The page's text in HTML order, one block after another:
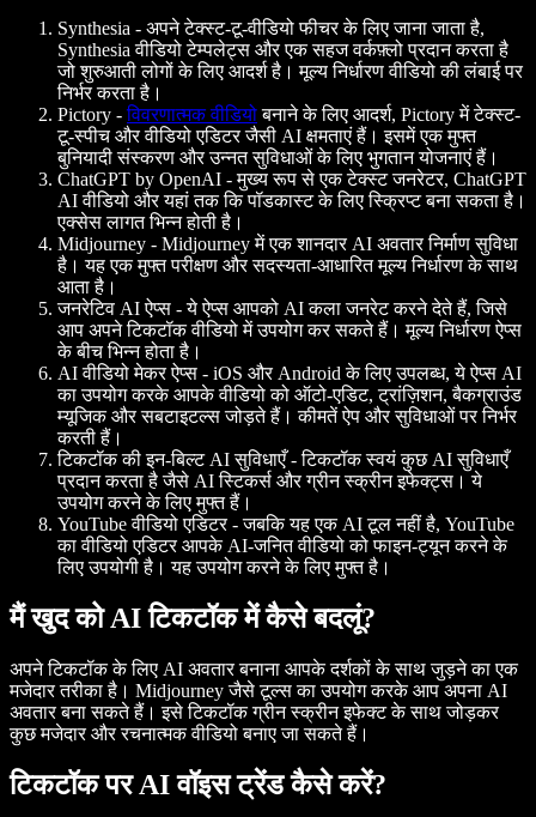
Synthesia - अपने टेक्स्ट-टू-वीडियो फीचर के लिए जाना जाता है,
Synthesia वीडियो टेम्पलेट्स और एक सहज वर्कफ़्लो प्रदान करता है
जो शुरुआती लोगों के लिए आदर्श है। मूल्य निर्धारण वीडियो की लंबाई पर
निर्भर करता है।
Pictory -विवरणात्मक वीडियोबनाने के लिए आदर्श, Pictory में टेक्स्ट-
टू-स्पीच और वीडियो एडिटर जैसी AI क्षमताएं हैं। इसमें एक मुफ्त
बुनियादी संस्करण और उन्नत सुविधाओं के लिए भुगतान योजनाएं हैं।
ChatGPT by OpenAI - मुख्य रूप से एक टेक्स्ट जनरेटर, ChatGPT
AI वीडियो और यहां तक कि पॉडकास्ट के लिए स्क्रिप्ट बना सकता है।
एक्सेस लागत भिन्न होती है।
Midjourney - Midjourney में एक शानदार AI अवतार निर्माण सुविधा
है। यह एक मुफ्त परीक्षण और सदस्यता-आधारित मूल्य निर्धारण के साथ
आता है।
जनरेटिव AI ऐप्स - ये ऐप्स आपको AI कला जनरेट करने देते हैं, जिसे
आप अपने टिकटॉक वीडियो में उपयोग कर सकते हैं। मूल्य निर्धारण ऐप्स
के बीच भिन्न होता है।
AI वीडियो मेकर ऐप्स - iOS और Android के लिए उपलब्ध, ये ऐप्स AI
का उपयोग करके आपके वीडियो को ऑटो-एडिट, ट्रांज़िशन, बैकग्राउंड
म्यूजिक और सबटाइटल्स जोड़ते हैं। कीमतें ऐप और सुविधाओं पर निर्भर
करती हैं।
टिकटॉक की इन-बिल्ट AI सुविधाएँ- टिकटॉक स्वयं कुछ AI सुविधाएँ
प्रदान करता है जैसे AI स्टिकर्स और ग्रीन स्क्रीन इफेक्ट्स। ये
उपयोग करने के लिए मुफ्त हैं।
YouTube वीडियो एडिटर- जबकि यह एक AI टूल नहीं है, YouTube
का वीडियो एडिटर आपके AI-जनित वीडियो को फाइन-ट्यून करने के
लिए उपयोगी है। यह उपयोग करने के लिए मुफ्त है।
मैं खुद को AI टिकटॉक में कैसे बदलूं?
अपने टिकटॉक के लिए AI अवतार बनाना आपके दर्शकों के साथ जुड़ने का एक
मजेदार तरीका है। Midjourney जैसे टूल्स का उपयोग करके आप अपना AI
अवतार बना सकते हैं। इसे टिकटॉक ग्रीन स्क्रीन इफेक्ट के साथ जोड़कर
कुछ मजेदार और रचनात्मक वीडियो बनाए जा सकते हैं।
टिकटॉक पर AI वॉइस ट्रेंड कैसे करें?